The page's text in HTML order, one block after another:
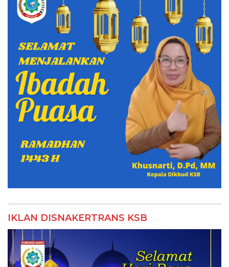
IKLAN DISNAKERTRANS KSB